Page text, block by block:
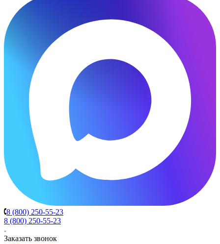
8 (800) 250-55-23
8 (800) 250-55-23
Заказать звонок